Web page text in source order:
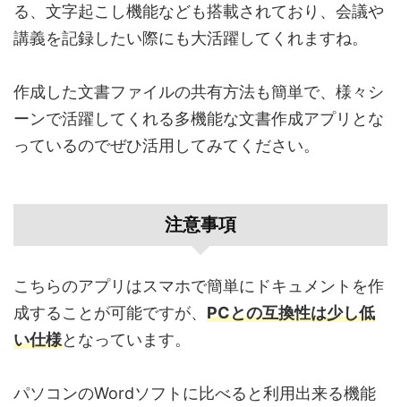
る、文字起こし機能なども搭載されており、会議や
講義を記録したい際にも大活躍してくれますね。
作成した文書ファイルの共有方法も簡単で、様々シ
ーンで活躍してくれる多機能な文書作成アプリとな
っているのでぜひ活用してみてください。
注意事項
こちらのアプリはスマホで簡単にドキュメントを作
成することが可能ですが、 PCとの互換性は少し低
い仕様となっています。
パソコンのWordソフトに比べると利用出来る機能